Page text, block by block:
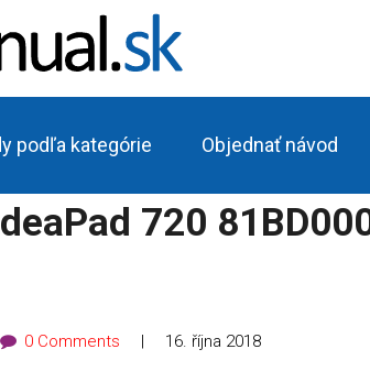
podľa kategórie Objednať návod
720
0 Comments 16. října 2018